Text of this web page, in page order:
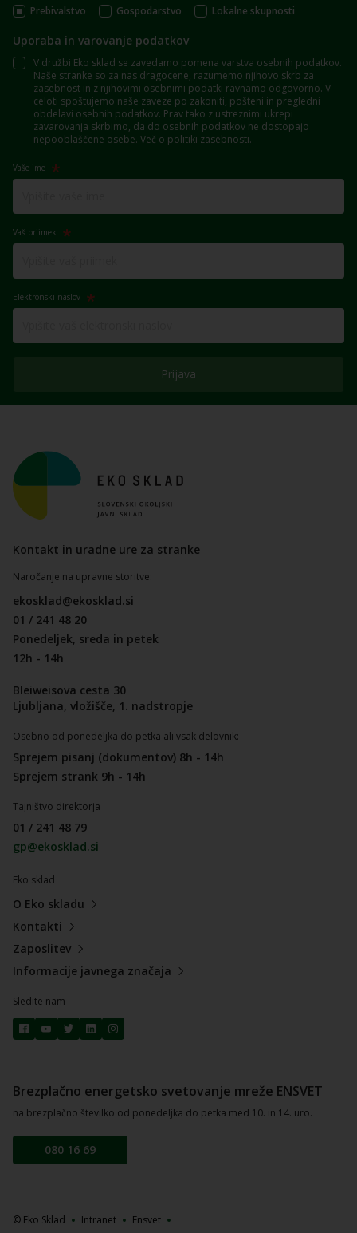
Prebivalstvo Gospodarstvo Lokalne skupnosti
Uporaba in varovanje podatkov
V družbi Eko sklad se zavedamo pomena varstva osebnih podatkov.
Naše stranke so za nas dragocene, razumemo njihovo skrb za
zasebnost in z njihovimi osebnimi podatki ravnamo odgovorno. V
celoti spoštujemo naše zaveze po zakoniti, pošteni in pregledni
obdelavi osebnih podatkov. Prav tako z ustreznimi ukrepi
zavarovanja skrbimo, da do osebnih podatkov ne dostopajo
nepooblaščene osebe. Več o politiki zasebnosti.
Vaše ime
Vaš priimek
Elektronski naslov
Prijava
Kontakt in uradne ure za stranke
Naročanje na upravne storitve:
ekosklad@ekosklad.si
01 / 241 48 20
Ponedeljek, sreda in petek
12h - 14h
Bleiweisova cesta 30
Ljubljana, vložišče, 1. nadstropje
Osebno od ponedeljka do petka ali vsak delovnik:
Sprejem pisanj (dokumentov) 8h - 14h
Sprejem strank 9h - 14h
Tajništvo direktorja
01 / 241 48 79
gp@ekosklad.si
Eko sklad
O Eko skladu
Kontakti
Zaposlitev
Informacije javnega značaja
Sledite nam
Brezplačno energetsko svetovanje mreže ENSVET
na brezplačno številko od ponedeljka do petka med 10. in 14. uro.
080 16 69
© Eko Sklad Intranet
Ensvet